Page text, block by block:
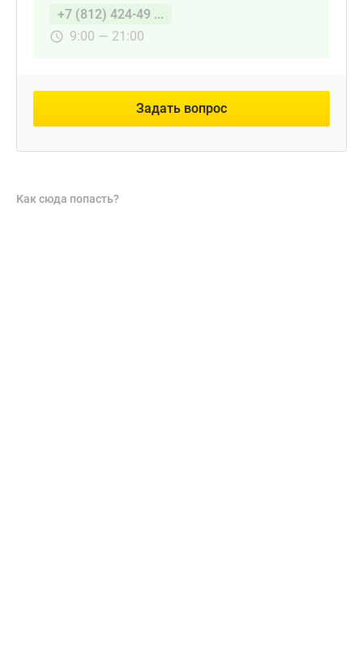
+7 (812) 424-49 ...
9:00 — 21:00
Задать вопрос
Как сюда попасть?